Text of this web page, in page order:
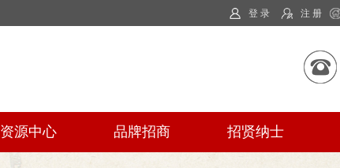
登 录 注 册
资源中心 品牌招商 招贤纳士